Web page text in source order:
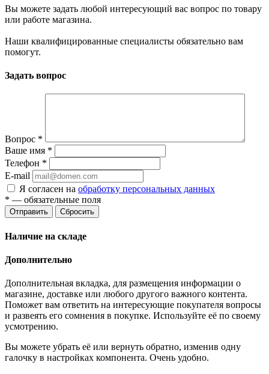
Вы можете задать любой интересующий вас вопрос по товару
или работе магазина.
Наши квалифицированные специалисты обязательно вам
помогут.
Задать вопрос
Вопрос *
Ваше имя *
Телефон *
E-mail
Я согласен на обработку персональных данных
* — обязательные поля
Отправить Сбросить
Наличие на складе
Дополнительно
Дополнительная вкладка, для размещения информации о
магазине, доставке или любого другого важного контента.
Поможет вам ответить на интересующие покупателя вопросы
и развеять его сомнения в покупке. Используйте её по своему
усмотрению.
Вы можете убрать её или вернуть обратно, изменив одну
галочку в настройках компонента. Очень удобно.